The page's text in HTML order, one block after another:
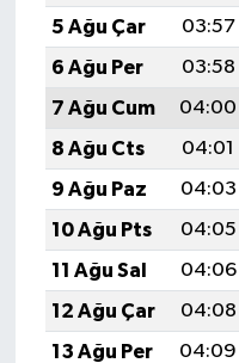
5 Ağu Çar
03:57
6 Ağu Per
03:58
7 Ağu Cum
04:00
8 Ağu Cts
04:01
9 Ağu Paz
04:03
10 Ağu Pts
04:05
11 Ağu Sal
04:06
12 Ağu Çar
04:08
13 Ağu Per
04:09